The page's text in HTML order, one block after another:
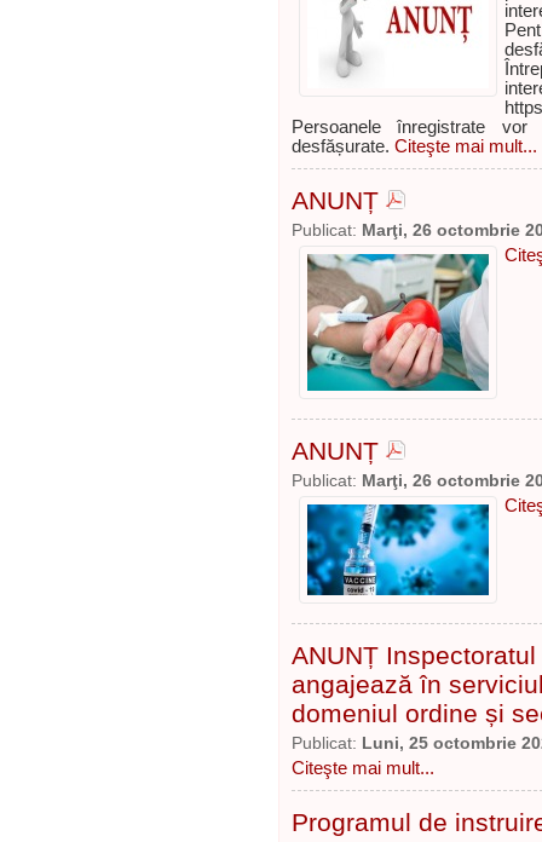
Persoanele înregistrate
desfășurate. Citeşte mai mult...
ANUNȚ
Publicat: Marţi, 26 octombrie
ANUNȚ
Publicat: Marţi, 26 octombrie
ANUNȚ
angajează în
domeniul ordine și
Publicat: Luni, 25 octombrie
Citeşte mai mult...
Programul de